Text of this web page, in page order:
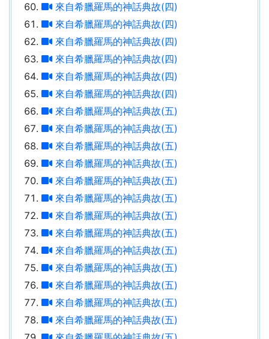
來自希臘羅馬的神話典故(四)
來自希臘羅馬的神話典故(四)
來自希臘羅馬的神話典故(四)
來自希臘羅馬的神話典故(四)
來自希臘羅馬的神話典故(四)
來自希臘羅馬的神話典故(四)
來自希臘羅馬的神話典故(五)
來自希臘羅馬的神話典故(五)
來自希臘羅馬的神話典故(五)
來自希臘羅馬的神話典故(五)
來自希臘羅馬的神話典故(五)
來自希臘羅馬的神話典故(五)
來自希臘羅馬的神話典故(五)
來自希臘羅馬的神話典故(五)
來自希臘羅馬的神話典故(五)
來自希臘羅馬的神話典故(五)
來自希臘羅馬的神話典故(五)
來自希臘羅馬的神話典故(五)
來自希臘羅馬的神話典故(五)